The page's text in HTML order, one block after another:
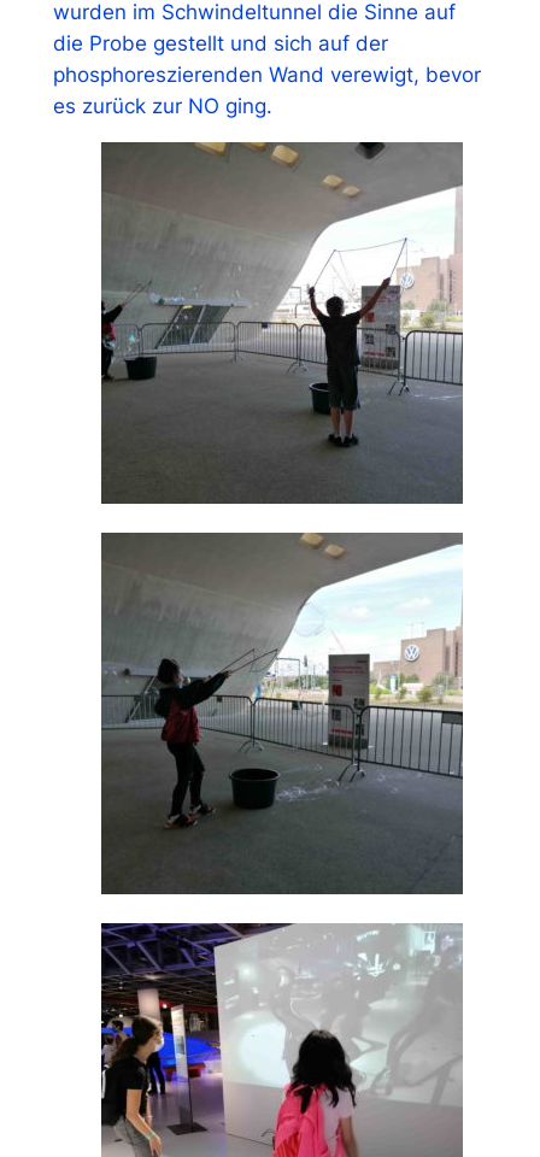
wurden im Schwindeltunnel die Sinne auf
die Probe gestellt und sich auf der
phosphoreszierenden Wand verewigt, bevor
es zurück zur NO ging.